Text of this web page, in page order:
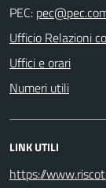
PEC:
Ufficio Relazioni
Uffici e orari
Numeri utili
LINK UTILI
https://